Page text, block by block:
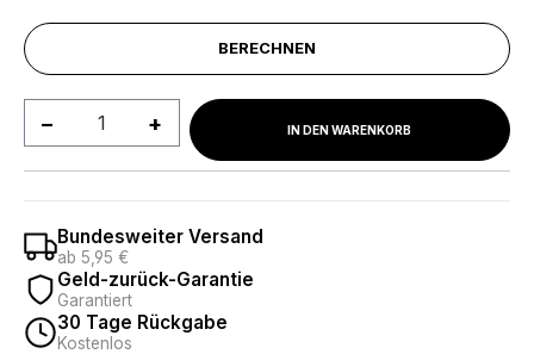
BERECHNEN
Produkt Anzahl: Gib denIN DEN WARENKORB
Bundesweiter Versand
ab 5,95 €
Geld-zurück-Garantie
Garantiert
30 Tage Rückgabe
Kostenlos